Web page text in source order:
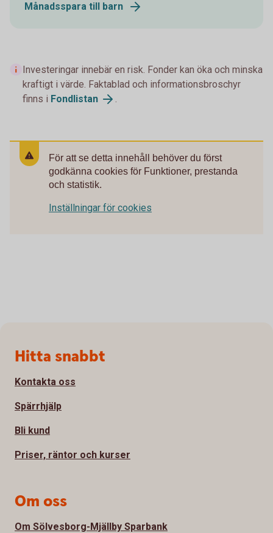
Månadsspara till barn
Investeringar innebär en risk. Fonder kan öka och minska
kraftigt i värde. Faktablad och informationsbroschyr
finns i Fondlistan .
För att se detta innehåll behöver du först
godkänna cookies för Funktioner, prestanda
och statistik.
Inställningar för cookies
Sidfot
Hitta snabbt
Kontakta oss
Spärrhjälp
Bli kund
Priser, räntor och kurser
Om oss
Om Sölvesborg-Mjällby Sparbank